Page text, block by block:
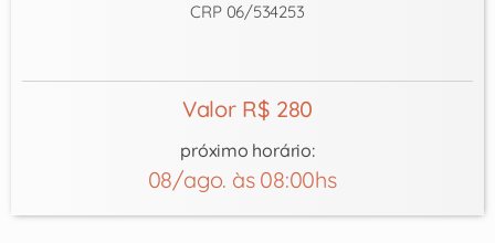
CRP 06/534253
Valor R$ 280
próximo horário:
08/ago. às 08:00hs